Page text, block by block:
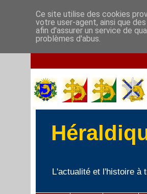
L'actualité et l'histoire à
Ce site utilise des cookies
votre user-agent, ainsi que
afin d'assurer un service de
problèmes d'abus.